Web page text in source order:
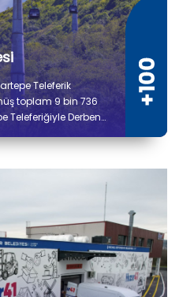
Teleferik
toplam 9 bin 736
Teleferiğiyle Derbent